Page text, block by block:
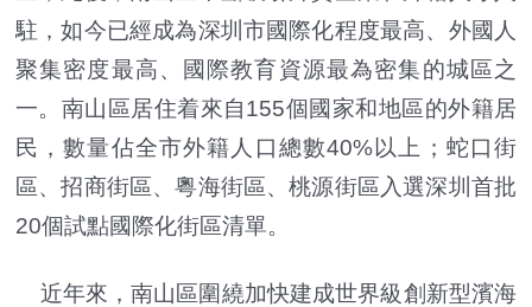
駐，如今已經成為深圳市國際化程度最高、外國人
聚集密度最高、國際教育資源最為密集的城區之
一。南山區居住着來自155個國家和地區的外籍居
民，數量佔全市外籍人口總數40%以上；蛇口街
區、招商街區、粵海街區、桃源街區入選深圳首批
20個試點國際化街區清單。
近年來，南山區圍繞加快建成世界級創新型濱海